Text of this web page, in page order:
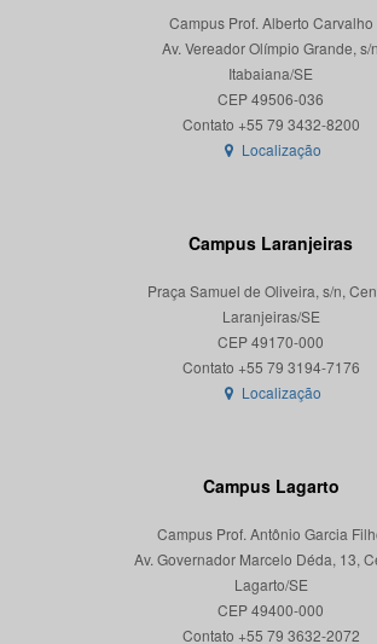
Campus Prof. Alberto Carvalho
Av. Vereador Olímpio Grande, s/n
Itabaiana/SE
CEP 49506-036
Localização
Campus Laranjeiras
Praça Samuel de Oliveira, s/n,
Laranjeiras/SE
CEP 49170-000
Localização
Campus Lagarto
Campus Prof. Antônio Garcia
Av. Governador Marcelo Déda, 13,
Lagarto/SE
CEP 49400-000